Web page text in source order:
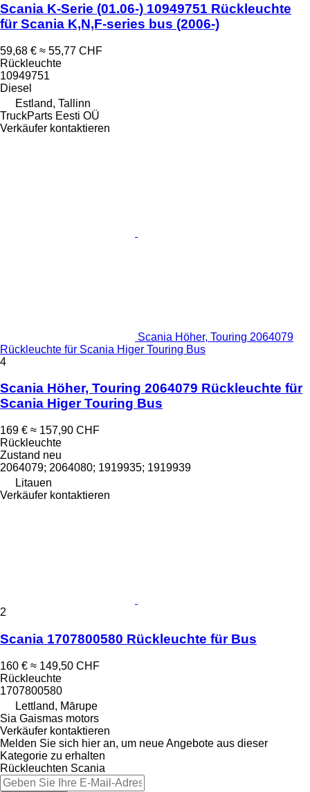
Scania K-Serie (01.06-) 10949751 Rückleuchte
für Scania K,N,F-series bus (2006-)
59,68 € ≈ 55,77 CHF
Rückleuchte
10949751
Diesel
Estland, Tallinn
TruckParts Eesti OÜ
Verkäufer kontaktieren
Scania Höher, Touring 2064079
Rückleuchte für Scania Higer Touring Bus
4
Scania Höher, Touring 2064079 Rückleuchte für
Scania Higer Touring Bus
169 € ≈ 157,90 CHF
Rückleuchte
Zustand neu
2064079; 2064080; 1919935; 1919939
Litauen
Verkäufer kontaktieren
2
Scania 1707800580 Rückleuchte für Bus
160 € ≈ 149,50 CHF
Rückleuchte
1707800580
Lettland, Mārupe
Sia Gaismas motors
Verkäufer kontaktieren
Melden Sie sich hier an, um neue Angebote aus dieser
Kategorie zu erhalten
Rückleuchten Scania